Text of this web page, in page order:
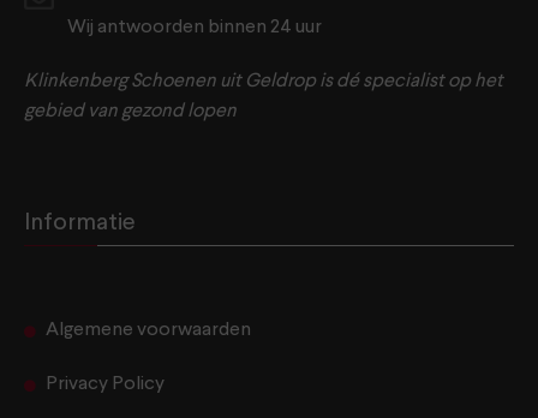
Wij antwoorden binnen 24 uur
Klinkenberg Schoenen uit Geldrop is dé specialist op het
gebied van gezond lopen
Informatie
Algemene voorwaarden
Privacy Policy